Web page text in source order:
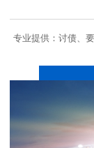
专业提供：讨债、